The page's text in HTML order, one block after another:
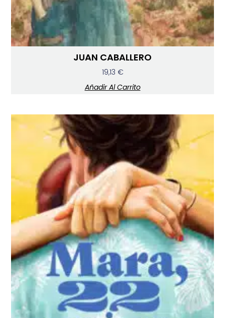
JUAN CABALLERO
19,13 €
Añadir Al Carrito